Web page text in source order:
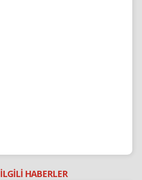
İLGİLİ HABERLER